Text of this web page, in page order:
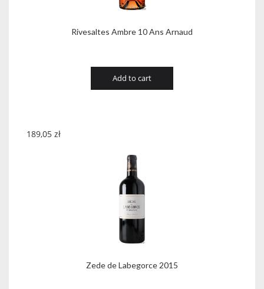
Rivesaltes Ambre 10 Ans Arnaud
Add to cart
Zede de Labegorce 2015
189,05 zł